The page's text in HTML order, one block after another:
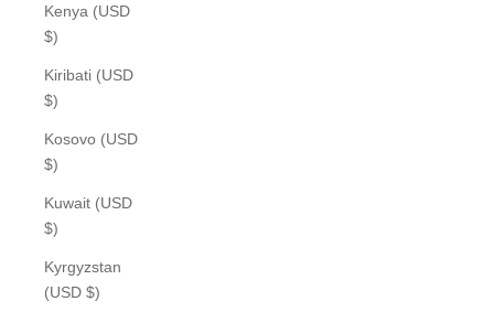
Kenya (USD
$)
Kiribati (USD
$)
Kosovo (USD
$)
Kuwait (USD
$)
Kyrgyzstan
(USD $)